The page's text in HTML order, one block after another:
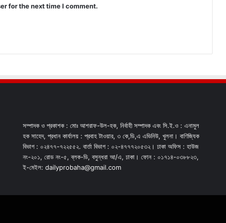
for the next time I comment.
সম্পাদক ও প্রকাশক : মোঃ আশরাফ-উল-হক, নির্বাহী সম্পাদক এবং সি.ই.ও : এনামুল
হক সাহেদ, প্রধান কার্যালয় : প্রবাহ টাওয়ার, ৩ কে,ডি,এ এভিনিউ, খুলনা। বাণিজ্যিক
বিভাগ : ০২৪৭৭-৭২২৫৫২. বার্তা বিভাগ : ০২-৪৭৭৭২০৫৩২। ঢাকা অফিস : হাউজ
নং-২০১, রোড নং-৫, ব্লক-ডি, বসুন্ধরা আ/এ, ঢাকা। ফোন : ০১৭১৪-০৩৮৮২৩,
ই-মেইল: dailyprobaha@gmail.com